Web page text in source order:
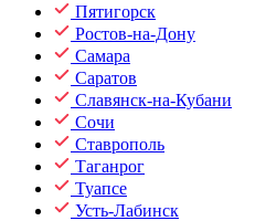
Пятигорск
Ростов-на-Дону
Самара
Саратов
Славянск-на-Кубани
Сочи
Ставрополь
Таганрог
Туапсе
Усть-Лабинск